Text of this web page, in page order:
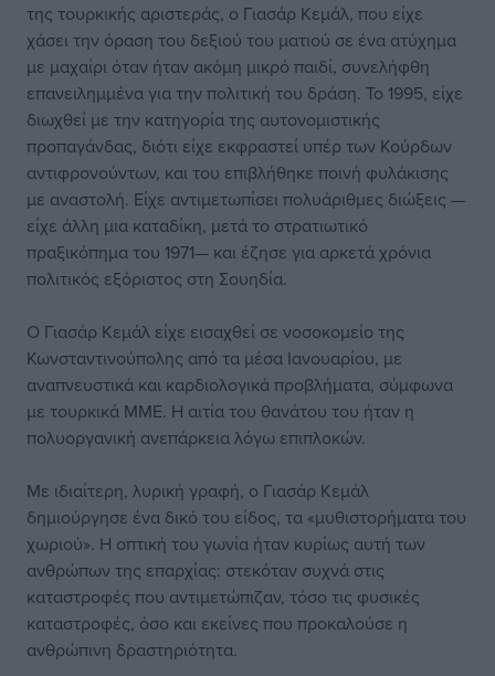
της τουρκικής αριστεράς, ο Γιασάρ Κεμάλ, που είχε
χάσει την όραση του δεξιού του ματιού σε ένα ατύχημα
με μαχαίρι όταν ήταν ακόμη μικρό παιδί, συνελήφθη
επανειλημμένα για την πολιτική του δράση. Το 1995, είχε
διωχθεί με την κατηγορία της αυτονομιστικής
προπαγάνδας, διότι είχε εκφραστεί υπέρ των Κούρδων
αντιφρονούντων, και του επιβλήθηκε ποινή φυλάκισης
με αναστολή. Είχε αντιμετωπίσει πολυάριθμες διώξεις —
είχε άλλη μια καταδίκη, μετά το στρατιωτικό
πραξικόπημα του 1971— και έζησε για αρκετά χρόνια
πολιτικός εξόριστος στη Σουηδία.
Ο Γιασάρ Κεμάλ είχε εισαχθεί σε νοσοκομείο της
Κωνσταντινούπολης από τα μέσα Ιανουαρίου, με
αναπνευστικά και καρδιολογικά προβλήματα, σύμφωνα
με τουρκικά ΜΜΕ. Η αιτία του θανάτου του ήταν η
πολυοργανική ανεπάρκεια λόγω επιπλοκών.
Με ιδιαίτερη, λυρική γραφή, ο Γιασάρ Κεμάλ
δημιούργησε ένα δικό του είδος, τα «μυθιστορήματα του
χωριού». Η οπτική του γωνία ήταν κυρίως αυτή των
ανθρώπων της επαρχίας: στεκόταν συχνά στις
καταστροφές που αντιμετώπιζαν, τόσο τις φυσικές
καταστροφές, όσο και εκείνες που προκαλούσε η
ανθρώπινη δραστηριότητα.